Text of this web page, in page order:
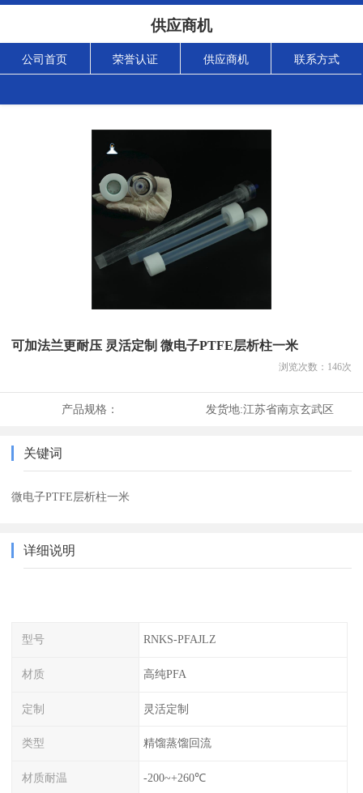
供应商机
公司首页 荣誉认证 供应商机 联系方式
可加法兰更耐压 灵活定制 微电子PTFE层析柱一米
浏览次数： 146次
产品规格： 发货地:江苏省南京玄武区
关键词
微电子PTFE层析柱一米
详细说明
型号 RNKS-PFAJLZ
材质 高纯PFA
定制 灵活定制
类型 精馏蒸馏回流
材质耐温 -200~+260℃